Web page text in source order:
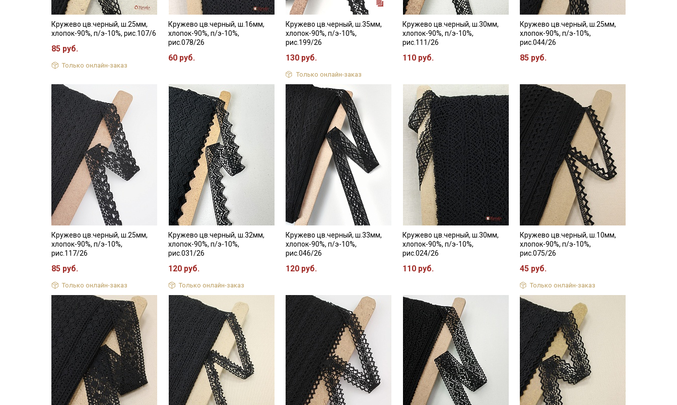
Кружево цв.черный, ш.25мм,
хлопок-90%, п/э-10%, рис.107/6
85 руб.
Только онлайн-заказ
Кружево цв.черный, ш.16мм,
хлопок-90%, п/э-10%,
рис.078/26
60 руб.
Кружево цв.черный, ш.35мм,
хлопок-90%, п/э-10%,
рис.199/26
130 руб.
Только онлайн-заказ
Кружево цв.черный, ш.30мм,
хлопок-90%, п/э-10%,
рис.111/26
110 руб.
Кружево цв.черный, ш.25мм,
хлопок-90%, п/э-10%,
рис.044/26
85 руб.
Кружево цв.черный, ш.25мм,
хлопок-90%, п/э-10%,
рис.117/26
85 руб.
Только онлайн-заказ
Кружево цв.черный, ш.32мм,
хлопок-90%, п/э-10%,
рис.031/26
120 руб.
Только онлайн-заказ
Кружево цв.черный, ш.33мм,
хлопок-90%, п/э-10%,
рис.046/26
120 руб.
Кружево цв.черный, ш.30мм,
хлопок-90%, п/э-10%,
рис.024/26
110 руб.
Кружево цв.черный, ш.10мм,
хлопок-90%, п/э-10%,
рис.075/26
45 руб.
Только онлайн-заказ